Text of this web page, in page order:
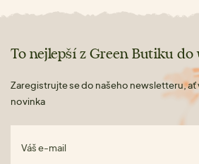
To nejlepší z Green Butiku do
Zaregistrujte se do našeho newsletteru, ať
novinka
Váš e-mail